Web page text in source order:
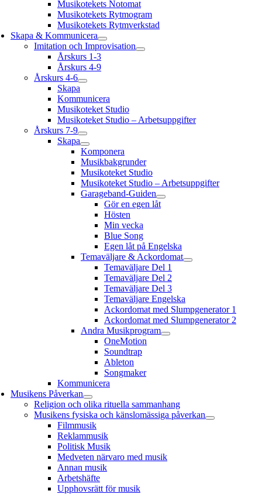
Musikotekets Notomat
Musikotekets Rytmogram
Musikotekets Rytmverkstad
Skapa & Kommunicera
Imitation och Improvisation
Årskurs 1-3
Årskurs 4-9
Årskurs 4-6
Skapa
Kommunicera
Musikoteket Studio
Musikoteket Studio – Arbetsuppgifter
Årskurs 7-9
Skapa
Komponera
Musikbakgrunder
Musikoteket Studio
Musikoteket Studio – Arbetsuppgifter
Garageband-Guiden
Gör en egen låt
Hösten
Min vecka
Blue Song
Egen låt på Engelska
Temaväljare & Ackordomat
Temaväljare Del 1
Temaväljare Del 2
Temaväljare Del 3
Temaväljare Engelska
Ackordomat med Slumpgenerator 1
Ackordomat med Slumpgenerator 2
Andra Musikprogram
OneMotion
Soundtrap
Ableton
Songmaker
Kommunicera
Musikens Påverkan
Religion och olika rituella sammanhang
Musikens fysiska och känslomässiga påverkan
Filmmusik
Reklammusik
Politisk Musik
Medveten närvaro med musik
Annan musik
Arbetshäfte
Upphovsrätt för musik